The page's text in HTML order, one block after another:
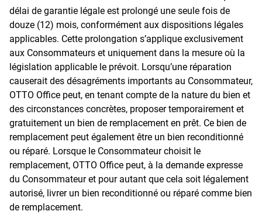
délai de garantie légale est prolongé une seule fois de
douze (12) mois, conformément aux dispositions légales
applicables. Cette prolongation s’applique exclusivement
aux Consommateurs et uniquement dans la mesure où la
législation applicable le prévoit. Lorsqu’une réparation
causerait des désagréments importants au Consommateur,
OTTO Office peut, en tenant compte de la nature du bien et
des circonstances concrètes, proposer temporairement et
gratuitement un bien de remplacement en prêt. Ce bien de
remplacement peut également être un bien reconditionné
ou réparé. Lorsque le Consommateur choisit le
remplacement, OTTO Office peut, à la demande expresse
du Consommateur et pour autant que cela soit légalement
autorisé, livrer un bien reconditionné ou réparé comme bien
de remplacement.